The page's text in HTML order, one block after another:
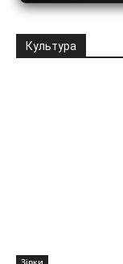
Культура
Зірки